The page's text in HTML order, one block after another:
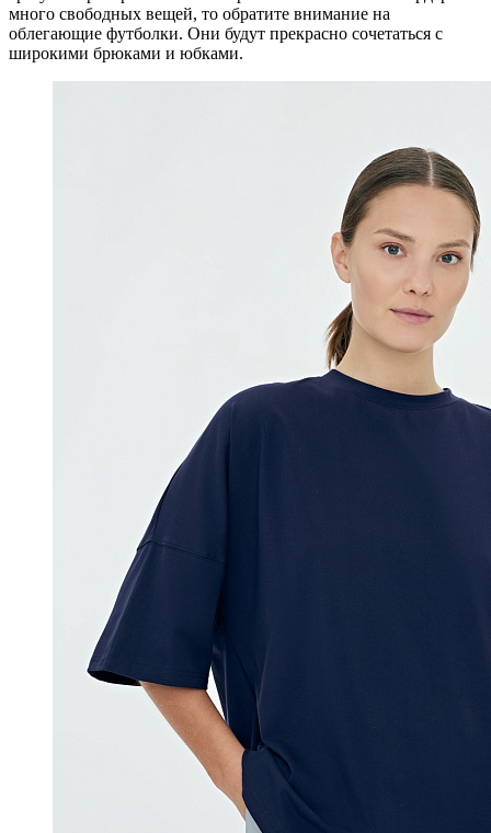
много свободных вещей, то обратите внимание на
облегающие футболки. Они будут прекрасно сочетаться с
широкими брюками и юбками.